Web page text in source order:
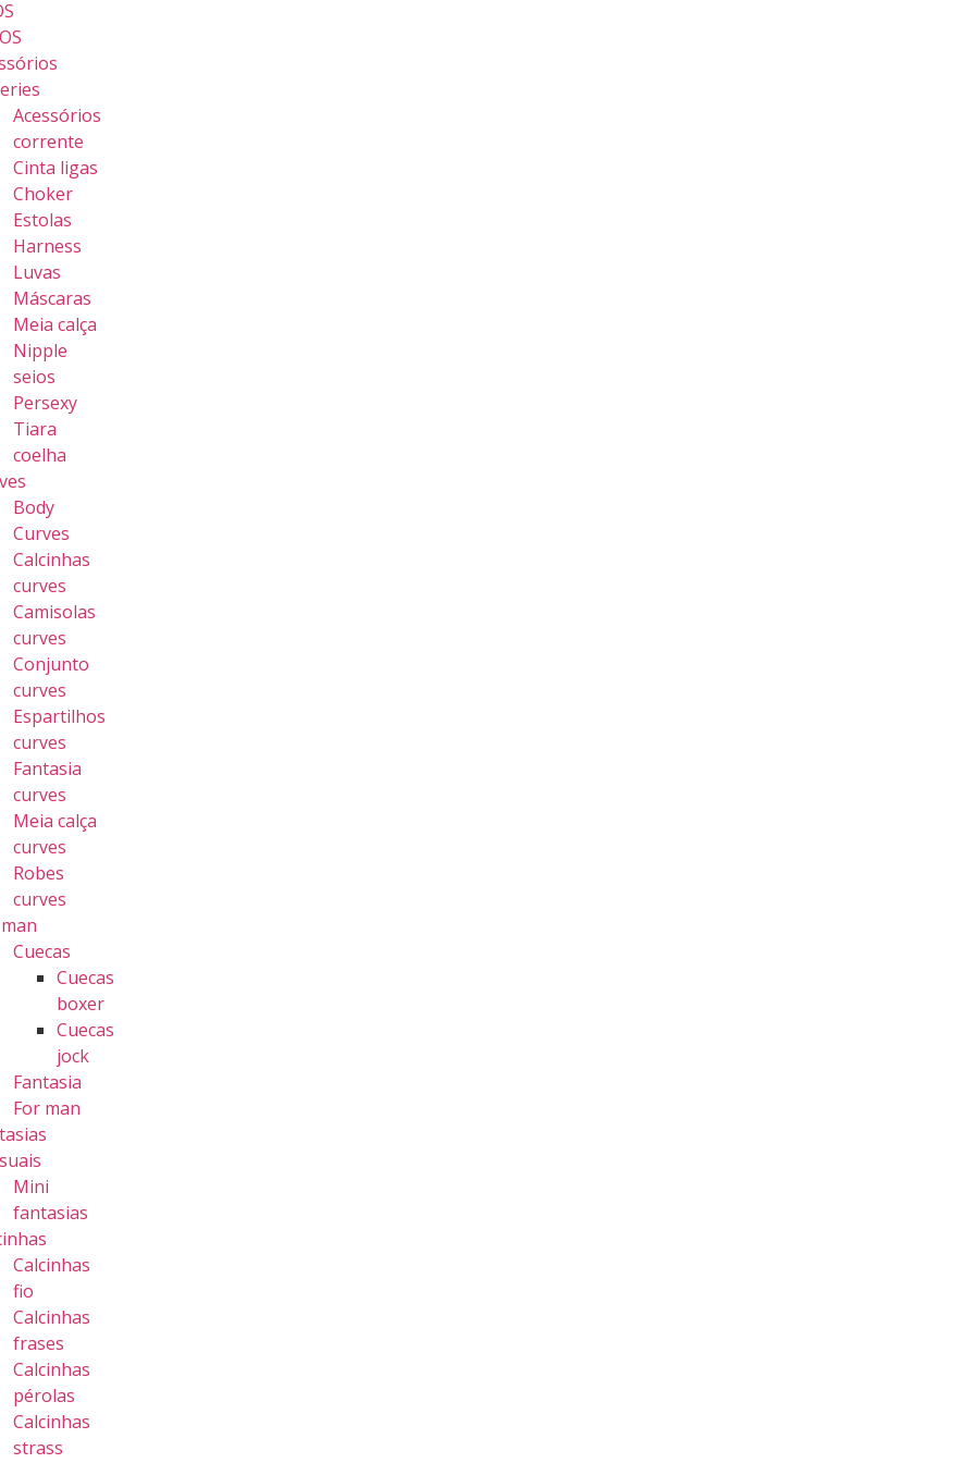
Acessórios
corrente
Cinta ligas
Choker
Estolas
Harness
Luvas
Máscaras
Meia calça
Nipple
seios
Persexy
Tiara
coelha
Body
Curves
Calcinhas
curves
Camisolas
curves
Conjunto
curves
Espartilhos
curves
Fantasia
curves
Meia calça
curves
Robes
curves
Cuecas
Cuecas
boxer
Cuecas
jock
Fantasia
For man
Mini
fantasias
Calcinhas
fio
Calcinhas
frases
Calcinhas
pérolas
Calcinhas
strass